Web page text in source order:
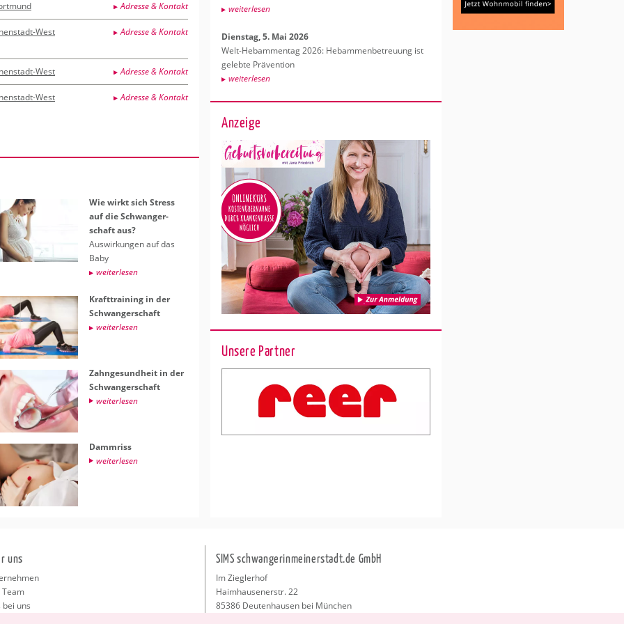
Adresse & Kontakt
West Adresse & Kontakt
West Adresse & Kontakt
West Adresse & Kontakt
Wie wirkt sich Stress
auf die Schwan­ger­
schaft aus?
Aus­wir­kun­gen auf das
Baby
wei­ter­le­sen
Kraft­trai­ning in der
Schwan­ger­schaft
wei­ter­le­sen
Zahn­ge­sund­heit in der
Schwan­ger­schaft
wei­ter­le­sen
Damm­riss
wei­ter­le­sen
wei­ter­le­sen
Diens­tag, 5. Mai 2026
Welt-Heb­am­men­tag 2026: Heb­am­men­be­treu­ung ist
ge­leb­te Prä­ven­ti­on
wei­ter­le­sen
Anzeige
Unsere Partner
uns
Team
bei uns
SIMS schwangerinmeinerstadt.de GmbH
Im Zieglerhof
Haimhausenerstr. 22
85386 Deutenhausen bei München